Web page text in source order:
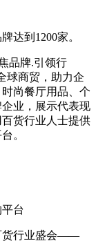
达到1200家。
品牌.引领行
球商贸，助力企
尚餐厅用品、个
业，展示代表现
货行业人士提供
。
台
货行业盛会——